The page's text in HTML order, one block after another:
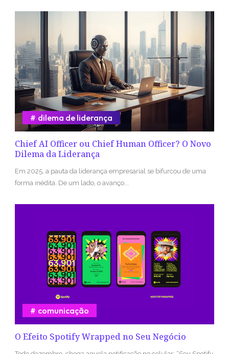
Chief AI Officer ou Chief Human Officer? O Novo
Dilema da Liderança
dilema de liderança
Em 2025, a pauta da liderança empresarial se bifurcou de uma
forma inédita. De um lado, o avanço...
O Efeito Spotify Wrapped no Seu Negócio
comunicação